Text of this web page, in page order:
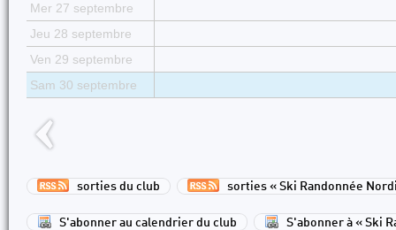
Mer 27 septembre
Jeu 28 septembre
Ven 29 septembre
Sam 30 septembre
sorties du club sorties « Ski Randonnée
S'abonner au calendrier du club S'abonner à « Ski